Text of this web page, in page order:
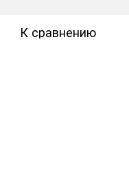
К сравнению